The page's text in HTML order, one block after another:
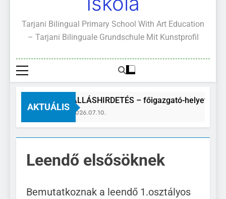
Tarjani Bilingual Primary School With Art Education
– Tarjani Bilinguale Grundschule Mit Kunstprofil
AKTUÁLIS
ÁLLÁSHIRDETÉS – főigazgató-helyettes
2026.07.10.
Leendő elsősöknek
Bemutatkoznak a leendő 1.osztályos